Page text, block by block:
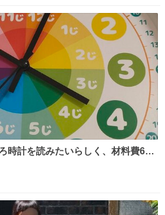
時計を読みたいらしく、材料費600
てみた！ めっちゃ簡単！ ありがと